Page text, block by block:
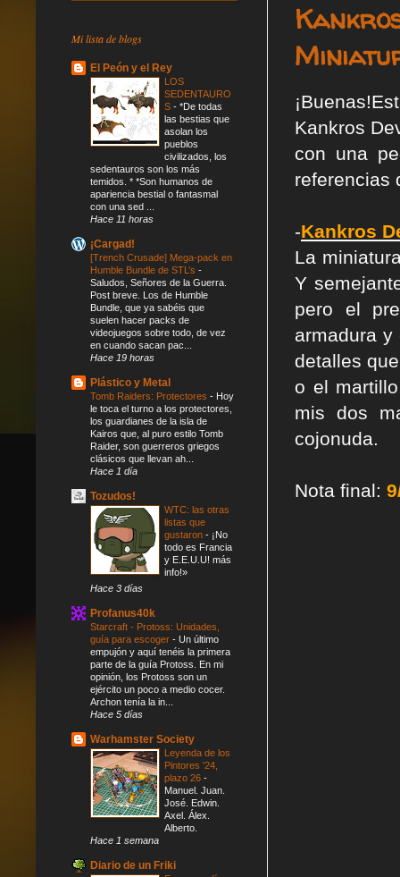
Kankros
con una
referencias
-Kankros
La
Y
pero el
armadura y
detalles
o el
mis dos
cojonuda.
Nota final:
Mi lista de blogs
El Peón y el Rey
LOS
SEDENTAURO
S - *De todas
las bestias que
asolan los
pueblos
civilizados, los
sedentauros son los más
temidos. * *Son humanos de
apariencia bestial o fantasmal
con una sed ...
Hace 11 horas
¡Cargad!
[Trench Crusade] Mega-pack en
Humble Bundle de STL’s -
Saludos, Señores de la Guerra.
Post breve. Los de Humble
Bundle, que ya sabéis que
suelen hacer packs de
videojuegos sobre todo, de vez
en cuando sacan pac...
Hace 19 horas
Plástico y Metal
Tomb Raiders: Protectores - Hoy
le toca el turno a los protectores,
los guardianes de la isla de
Kairos que, al puro estilo Tomb
Raider, son guerreros griegos
clásicos que llevan ah...
Hace 1 día
Tozudos!
WTC: las otras
listas que
gustaron - ¡No
todo es Francia
y E.E.U.U! más
info!»
Hace 3 días
Profanus40k
Starcraft - Protoss: Unidades,
guía para escoger - Un último
empujón y aquí tenéis la primera
parte de la guía Protoss. En mi
opinión, los Protoss son un
ejército un poco a medio cocer.
Archon tenía la in...
Hace 5 días
Warhamster Society
Leyenda de los
Pintores '24,
plazo 26 -
Manuel. Juan.
José. Edwin.
Axel. Álex.
Alberto.
Hace 1 semana
Diario de un Friki